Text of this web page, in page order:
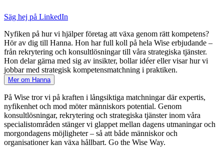
Säg hej på LinkedIn
Nyfiken på hur vi hjälper företag att växa genom rätt kompetens?
Hör av dig till Hanna. Hon har full koll på hela Wise erbjudande –
från rekrytering och konsultlösningar till våra strategiska tjänster.
Hon delar gärna med sig av insikter, bollar idéer eller visar hur vi
jobbar med strategisk kompetensmatchning i praktiken.
Mer om Hanna
På Wise tror vi på kraften i långsiktiga matchningar där expertis,
nyfikenhet och mod möter människors potential. Genom
konsultlösningar, rekrytering och strategiska tjänster inom våra
specialistområden stänger vi glappet mellan dagens utmaningar och
morgondagens möjligheter – så att både människor och
organisationer kan växa hållbart. Go the Wise Way.